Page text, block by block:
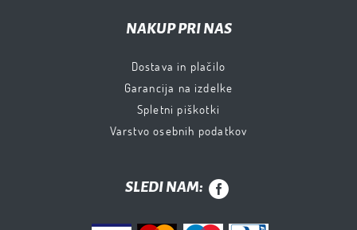
NAKUP PRI NAS
Dostava in plačilo
Garancija na izdelke
Spletni piškotki
Varstvo osebnih podatkov
SLEDI NAM: